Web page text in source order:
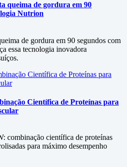
queima de gordura em 90
Nutrion
de gordura em 90 segundos com
essa tecnologia inovadora
Científica de Proteínas para
combinação científica de proteínas
para máximo desempenho